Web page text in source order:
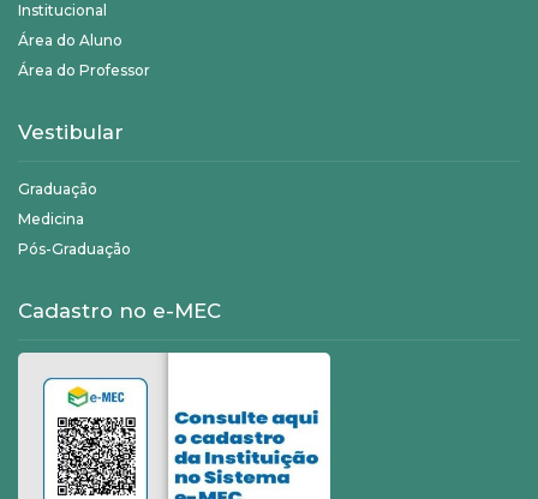
Institucional
Área do Aluno
Área do Professor
Vestibular
Graduação
Medicina
Pós-Graduação
Cadastro no e-MEC